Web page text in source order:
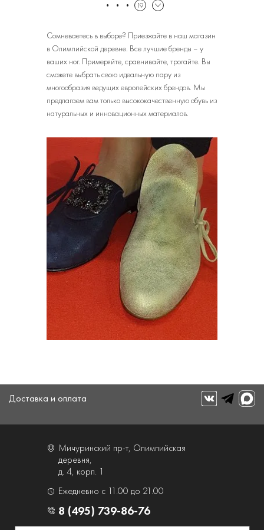
19
Сомневаетесь в выборе? Приезжайте в наш магазин
в Олимпийской деревне. Все лучшие бренды – у
ваших ног. Примеряйте, сравнивайте, трогайте. Вы
сможете выбрать свою идеальную пару из
многообразия ведущих европейских брендов. Мы
предлагаем вам только высококачественную обувь из
натуральных и инновационных материалов.
Доставка и оплата
Мичуринский пр-т, Олимпийская
деревня,
д. 4, корп. 1
Ежедневно с 11.00 до 21.00
8 (495) 739-86-76